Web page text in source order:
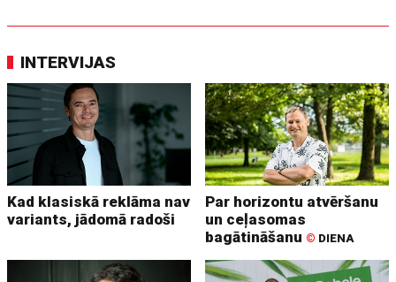
INTERVIJAS
Kad klasiskā reklāma nav
variants, jādomā radoši
Par horizontu atvēršanu
un ceļasomas
bagātināšanu © DIENA